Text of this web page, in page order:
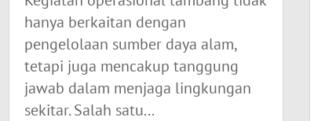
hanya berkaitan dengan
pengelolaan sumber daya alam,
tetapi juga mencakup tanggung
jawab dalam menjaga lingkungan
sekitar. Salah satu...